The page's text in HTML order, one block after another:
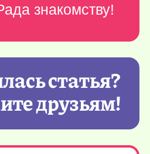
знакомству!
статья?
друзьям!